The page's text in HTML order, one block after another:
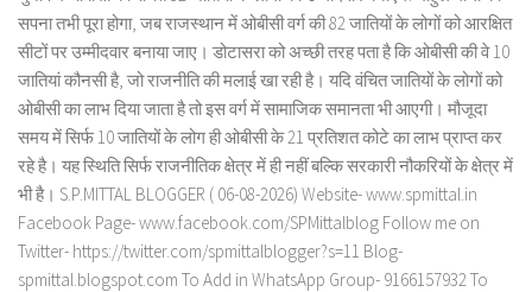
सपना तभी पूरा होगा, जब राजस्थान में ओबीसी वर्ग की 82 जातियों के लोगों को आरक्षित
सीटों पर उम्मीदवार बनाया जाए। डोटासरा को अच्छी तरह पता है कि ओबीसी की वे 10
जातियां कौनसी है, जो राजनीति की मलाई खा रही है। यदि वंचित जातियों के लोगों को
ओबीसी का लाभ दिया जाता है तो इस वर्ग में सामाजिक समानता भी आएगी। मौजूदा
समय में सिर्फ 10 जातियों के लोग ही ओबीसी के 21 प्रतिशत कोटे का लाभ प्राप्त कर
रहे है। यह स्थिति सिर्फ राजनीतिक क्षेत्र में ही नहीं बल्कि सरकारी नौकरियों के क्षेत्र में
भी है। S.P.MITTAL BLOGGER ( 06-08-2026) Website- www.spmittal.in
Facebook Page- www.facebook.com/SPMittalblog Follow me on
Twitter- https://twitter.com/spmittalblogger?s=11 Blog-
spmittal.blogspot.com To Add in WhatsApp Group- 9166157932 To